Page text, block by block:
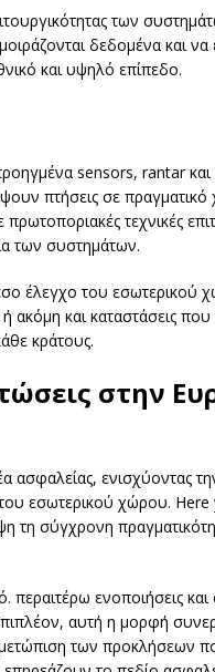
των
δεδομένα και
και υψηλό επίπεδο.
sensors, rantar
πτήσεις σε πραγματικό
τεχνικές
των συστημάτων.
έλεγχο του εσωτερικού
ακόμη και καταστάσεις
κράτους.
στην
ασφαλείας, ενισχύοντας
εσωτερικού χώρου. Here
τη σύγχρονη
περαιτέρω ενοποιήσεις
αυτή η μορφή
των προκλήσεων